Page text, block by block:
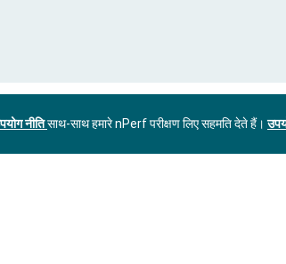
नीतिसाथ-साथ हमारे nPerf परीक्षण लिए सहमति देते हैं।